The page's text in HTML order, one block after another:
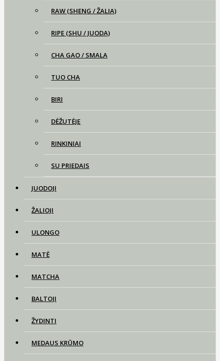
RAW (SHENG / ŽALIA)
RIPE (SHU / JUODA)
CHA GAO / SMALA
TUO CHA
BIRI
DĖŽUTĖJE
RINKINIAI
SU PRIEDAIS
JUODOJI
ŽALIOJI
ULONGO
MATĖ
MATCHA
BALTOJI
ŽYDINTI
MEDAUS KRŪMO